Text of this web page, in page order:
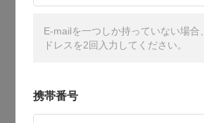
E-mailを一つしか持っていない場合
ドレスを2回入力してください。
携帯番号